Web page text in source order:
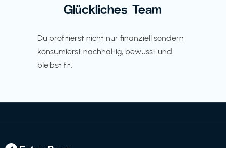
Glückliches Team
Du profitierst nicht nur finanziell sondern
konsumierst nachhaltig, bewusst und
bleibst fit.